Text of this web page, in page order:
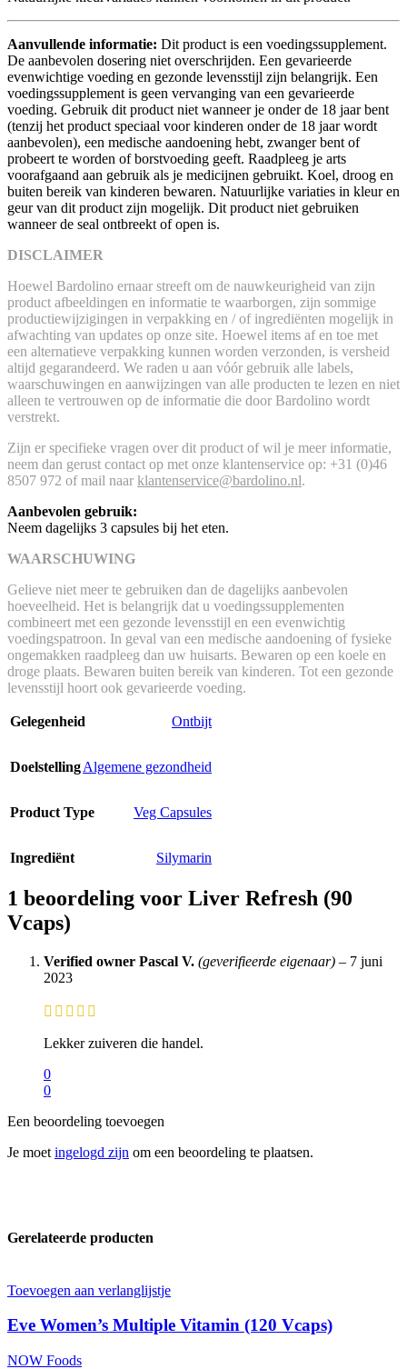
Aanvullende informatie: Dit product is een voedingssupplement.
De aanbevolen dosering niet overschrijden. Een gevarieerde
evenwichtige voeding en gezonde levensstijl zijn belangrijk. Een
voedingssupplement is geen vervanging van een gevarieerde
voeding. Gebruik dit product niet wanneer je onder de 18 jaar bent
(tenzij het product speciaal voor kinderen onder de 18 jaar wordt
aanbevolen), een medische aandoening hebt, zwanger bent of
probeert te worden of borstvoeding geeft. Raadpleeg je arts
voorafgaand aan gebruik als je medicijnen gebruikt. Koel, droog en
buiten bereik van kinderen bewaren. Natuurlijke variaties in kleur en
geur van dit product zijn mogelijk. Dit product niet gebruiken
wanneer de seal ontbreekt of open is.
DISCLAIMER
Hoewel Bardolino ernaar streeft om de nauwkeurigheid van zijn
product afbeeldingen en informatie te waarborgen, zijn sommige
productiewijzigingen in verpakking en / of ingrediënten mogelijk in
afwachting van updates op onze site. Hoewel items af en toe met
een alternatieve verpakking kunnen worden verzonden, is versheid
altijd gegarandeerd. We raden u aan vóór gebruik alle labels,
waarschuwingen en aanwijzingen van alle producten te lezen en niet
alleen te vertrouwen op de informatie die door Bardolino wordt
verstrekt.
Zijn er specifieke vragen over dit product of wil je meer informatie,
neem dan gerust contact op met onze klantenservice op: +31 (0)46
8507 972 of mail naar klantenservice@bardolino.nl.
Aanbevolen gebruik:
Neem dagelijks 3 capsules bij het eten.
WAARSCHUWING
Gelieve niet meer te gebruiken dan de dagelijks aanbevolen
hoeveelheid. Het is belangrijk dat u voedingssupplementen
combineert met een gezonde levensstijl en een evenwichtig
voedingspatroon. In geval van een medische aandoening of fysieke
ongemakken raadpleeg dan uw huisarts. Bewaren op een koele en
droge plaats. Bewaren buiten bereik van kinderen. Tot een gezonde
levensstijl hoort ook gevarieerde voeding.
Gelegenheid Ontbijt
DoelstellingAlgemene gezondheid
Product Type Veg Capsules
Ingrediënt Silymarin
1 beoordeling voor Liver Refresh (90
Vcaps)
Verified owner Pascal V. (geverifieerde eigenaar) – 7 juni
2023
Lekker zuiveren die handel.
0
0
Een beoordeling toevoegen
Je moet ingelogd zijn om een beoordeling te plaatsen.
Gerelateerde producten
Toevoegen aan verlanglijstje
Eve Women’s Multiple Vitamin (120 Vcaps)
NOW Foods